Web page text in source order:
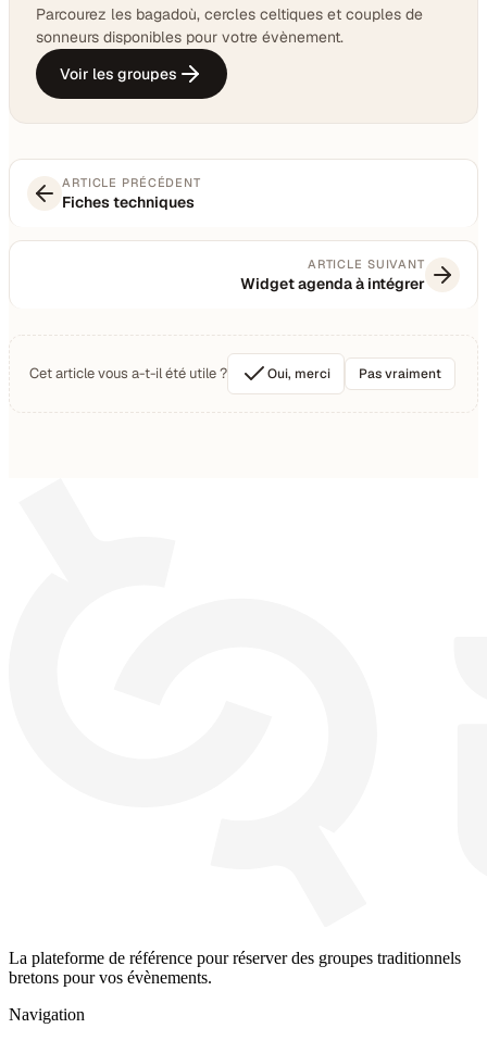
Parcourez les bagadoù, cercles celtiques et couples de
sonneurs disponibles pour votre évènement.
Voir les groupes
ARTICLE PRÉCÉDENT
Fiches techniques
ARTICLE SUIVANT
Widget agenda à intégrer
Cet article vous a-t-il été utile ? Oui, merci Pas vraiment
La plateforme de référence pour réserver des groupes traditionnels
bretons pour vos évènements.
Navigation